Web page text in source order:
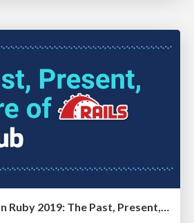
RailsConf & Balkan Ruby 2019: The Past, Present, and Future of Rails at GitHub